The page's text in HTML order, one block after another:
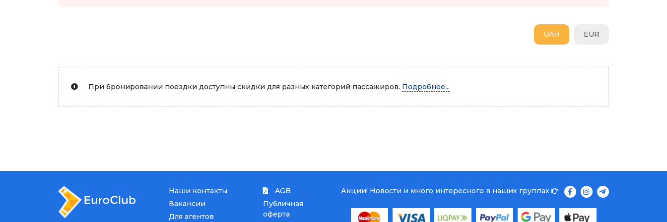
EUR
UAH
При бронировании поездки доступны скидки для разных категорий пассажиров. Подробнее...
Наши контакты
Вакансии
Для агентов
AGB
Публичная
оферта
Акции! Новости и много интересного в наших группах